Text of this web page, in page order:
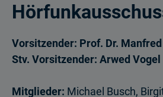
Vorsitzender: Prof. Dr. Manfred
Stv. Vorsitzender: Arwed Vogel
Mitglieder: Michael Busch,